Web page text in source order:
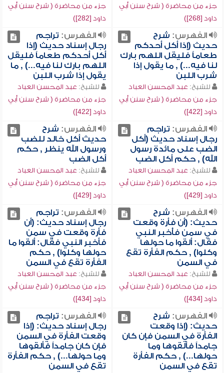
جزء من محاضرة ( شرح سنن أبي
داود [268])
جزء من محاضرة ( شرح سنن أبي
داود [282])
الفهرس: شرح
حديث (إذا أكل أحدكم
طعاماً فليقل اللهم بارك
لنا فيه...) , ما يقول إذا
شرب اللبن
للشيخ: عبد المحسن العباد
جزء من محاضرة ( شرح سنن أبي
داود [422])
الفهرس: تراجم
رجال إسناد حديث (إذا
أكل أحدكم طعاماً فليقل
اللهم بارك لنا فيه...) , ما
يقول إذا شرب اللبن
للشيخ: عبد المحسن العباد
جزء من محاضرة ( شرح سنن أبي
داود [422])
الفهرس: تراجم
رجال إسناد حديث (أكل
الضب على مائدة رسول
الله) , حكم أكل الضب
للشيخ: عبد المحسن العباد
جزء من محاضرة ( شرح سنن أبي
داود [429])
الفهرس: شرح
حديث أكل خالد للضب
ورسول الله ينظر , حكم
أكل الضب
للشيخ: عبد المحسن العباد
جزء من محاضرة ( شرح سنن أبي
داود [429])
الفهرس: شرح
حديث: (أن فأرة وقعت
في سمن فأُخبر النبي
فقال: ألقوا ما حولها
وكلوا) , حكم الفأرة تقع
في السمن
للشيخ: عبد المحسن العباد
جزء من محاضرة ( شرح سنن أبي
داود [434])
الفهرس: تراجم
رجال إسناد حديث: (أن
فأرة وقعت في سمن
فأخبر النبي فقال: ألقوا ما
حولها وكلوا) , حكم
الفأرة تقع في السمن
للشيخ: عبد المحسن العباد
جزء من محاضرة ( شرح سنن أبي
داود [434])
الفهرس: شرح
حديث: (إذا وقعت
الفأرة في السمن فإن كان
جامداً فألقوها وما
حولها...) , حكم الفأرة
تقع في السمن
الفهرس: تراجم
رجال إسناد حديث: (إذا
وقعت الفأرة في السمن
فإن كان جامداً فألقوها
وما حولها...) , حكم الفأرة
تقع في السمن